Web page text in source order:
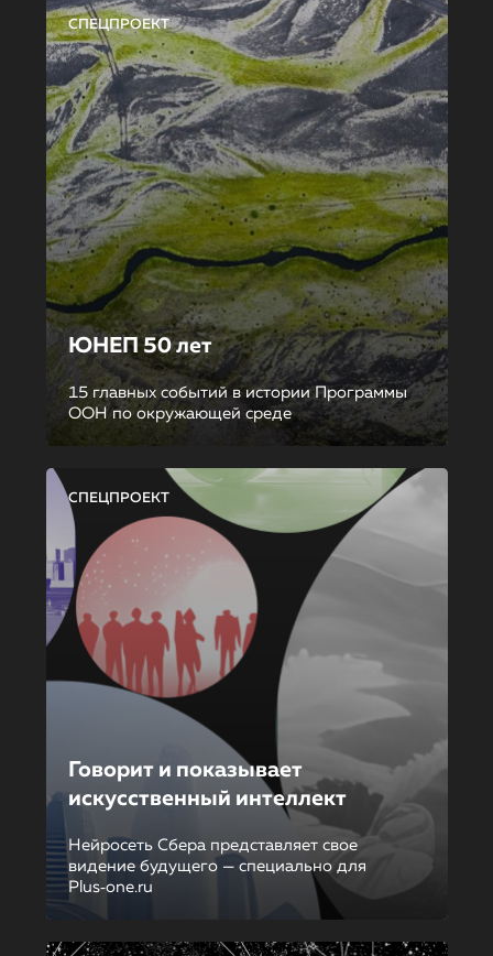
СПЕЦПРОЕКТ
ЮНЕП 50 лет
15 главных событий в истории Программы
ООН по окружающей среде
СПЕЦПРОЕКТ
Говорит и показывает
искусственный интеллект
Нейросеть Сбера представляет свое
видение будущего — специально для
Plus‑one.ru